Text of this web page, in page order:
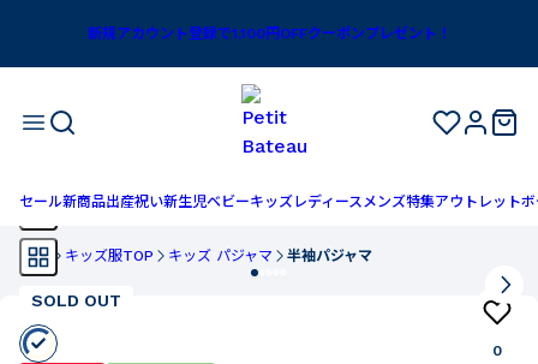
新規アカウント登録で1,100円OFFクーポンプレゼント！
セール新商品出産祝い新生児ベビーキッズ レディースメンズ特集アウトレットボ
TOP キッズ服TOP キッズ パジャマ 半袖パジャマ
0
SOLD OUT